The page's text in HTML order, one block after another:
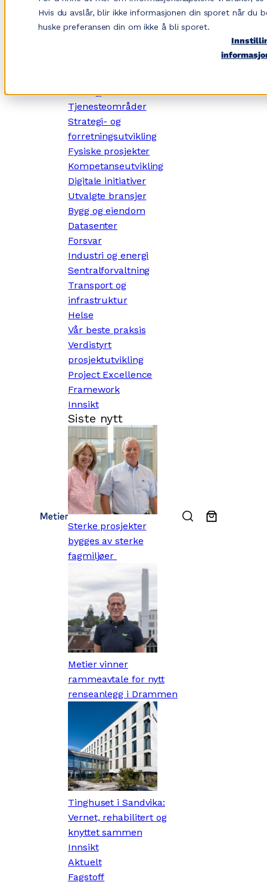
Hvis du avslår, blir ikke informasjonen din sporet når
huske preferansen din om ikke å bli sporet.
Dette gjør vi
Tjenesteområder
Strategi- og
forretningsutvikling
Fysiske prosjekter
Kompetanseutvikling
Digitale initiativer
Utvalgte bransjer
Bygg og eiendom
Datasenter
Forsvar
Industri og energi
Sentralforvaltning
Transport og
infrastruktur
Helse
Vår beste praksis
Verdistyrt
prosjektutvikling
Project Excellence
Framework
Innsikt
Siste nytt
Sterke prosjekter
bygges av sterke
fagmiljøer
Metier vinner
rammeavtale for nytt
renseanlegg i Drammen
Tinghuset i Sandvika:
Vernet, rehabilitert og
knyttet sammen
Innsikt
Aktuelt
Fagstoff